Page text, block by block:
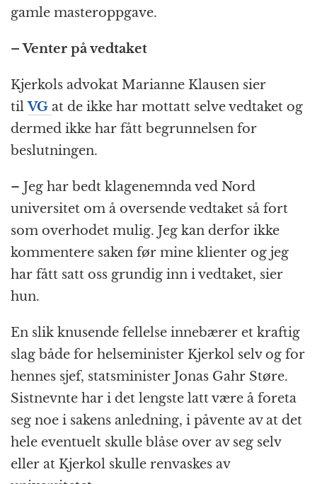
gamle masteroppgave.
– Venter på vedtaket
Kjerkols advokat Marianne Klausen sier
tilVG at de ikke har mottatt selve vedtaket og
dermed ikke har fått begrunnelsen for
beslutningen.
– Jeg har bedt klagenemnda ved Nord
universitet om å oversende vedtaket så fort
som overhodet mulig. Jeg kan derfor ikke
kommentere saken før mine klienter og jeg
har fått satt oss grundig inn i vedtaket, sier
hun.
En slik knusende fellelse innebærer et kraftig
slag både for helseminister Kjerkol selv og for
hennes sjef, statsminister Jonas Gahr Støre.
Sistnevnte har i det lengste latt være å foreta
seg noe i sakens anledning, i påvente av at det
hele eventuelt skulle blåse over av seg selv
eller at Kjerkol skulle renvaskes av